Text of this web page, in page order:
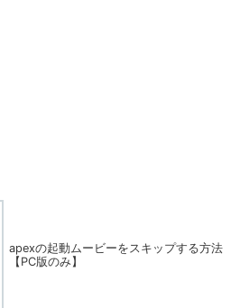
apexの起動ムービーをスキップする方法
【PC版のみ】